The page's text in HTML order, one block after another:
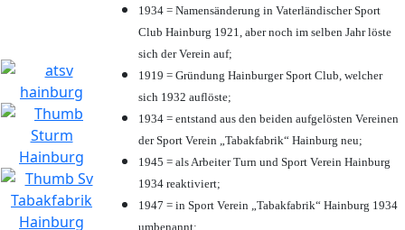
1934 = Namensänderung in Vaterländischer Sport
Club Hainburg 1921, aber noch im selben Jahr löste
sich der Verein auf;
1919 = Gründung Hainburger Sport Club, welcher
sich 1932 auflöste;
1934 = entstand aus den beiden aufgelösten Vereinen
der Sport Verein „Tabakfabrik“ Hainburg neu;
1945 = als Arbeiter Turn und Sport Verein Hainburg
1934 reaktiviert;
1947 = in Sport Verein „Tabakfabrik“ Hainburg 1934
umbenannt;